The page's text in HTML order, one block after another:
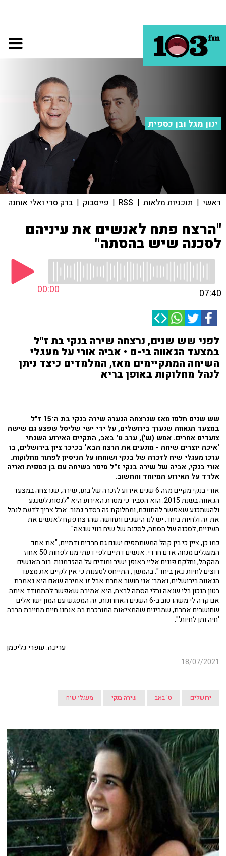
ינון מגל ובן כספית
ראשי | תוכניות מלאות |
RSS
| פייסבוק | ברק סרי ואלי אוחנה
"הרצח פתח לאנשים את עיניהם
לסכנה שיש בהסתה"
00:00 07:40
לפני שש שנים, נרצחה שירה בנקי בת ז"ל
במצעד הגאווה בי-ם • אביה אורי על מעגלי
השיחה המתקיימים מאז, המלמדים כיצד ניתן
לנהל מחלוקות באופן בריא
שש שנים חלפו מאז שנרצחה הנערה שירה בנקי בת ה־15 ז"ל
במצעד הגאווה שנערך בירושלים, על ידי ישי שליסל שפצע גם שישה
צועדים אחרים. אמש (ש'), ערב ט' באב, התקיים האירוע השנתי
'איכה יוצרים שיחה - מונעים את הרצח הבא' בכיכר ציון בירושלים, בו
ערכו מעגלי שיח לזכרה של בנקי ושוחחו על הניסיון לפתור מחלוקות.
אורי בנקי, אביה של שירה בנקי ז"ל סיפר בשיחה עם בן כספית ואריה
אלדד על האירוע המיוחד והחשוב.
אורי בנקי מקיים מזה 6 שנים אירוע לזכרה של בתו, שירה, שנרצחה במצעד
הגאווה בשנת 2015. הוא הסביר כי מטרת האירוע היא "לנסות לשכנע
ולהשתכנע שאפשר להתווכח, ומחלוקת זה בסדר גמור. אבל צריך לדעת לנהל
את זה ולחיות ביחד. יש לנו הישגים ותחושה שהרצח פקח לאנשים את
העיניים, לסכנה של הסתה, לסכנה של שיח רווי שנאה".
כמו כן, ציין כי בין קהל המשתתפים ישנם גם חרדים ודתיים, "את אחד
המעגלים מנחה אדם חרדי. אנשים דתיים לפי דעתי מנו לפחות 50 אחוז
מהקהל, וחלקם פונים אליי באופן ישיר ומודים על ההזדמנות. רוב האנשים
רוצים לחיות כאן ביחד". בהמשך, התייחס לטענות כי אין לקיים את מצעד
הגאווה בירושלים, ואמר: אני חושב אחרת אבל זו אמירה שאם היא נאמרת
בטון הנכון בלי שנאה ובלי הסתה לרצח, היא אמירה שאפשר להתמודד איתה.
אם קרה לי משהו טוב ב-6 השנים האחרונות, זה המפגש עם המון ישראלים
שחושבים אחרת, שמבינים שהמציאות המורכבת בה אנחנו חיים מחייבת הרבה
'חיה ותן לחיות'".
עריכה: עופרי גליכמן
18/07/2021
ירושלים ט' באב שירה בנקי מעגלי שיח